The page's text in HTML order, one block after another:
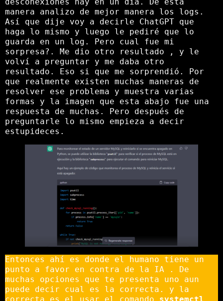
desconexiones hay en un día. De esta
manera analizo de mejor manera los logs.
Así que dije voy a decirle ChatGPT que
haga lo mismo y luego le pediré que lo
guarda en un log. Pero cual fue mi
sorpresa?. Me dio otro resultado , y le
volví a preguntar y me daba otro
resultado. Eso si que me sorprendió. Por
que realmente existen muchas maneras de
resolver ese problema y muestra varias
formas y la imagen que esta abajo fue una
respuesta de muchas. Pero después de
preguntarle lo mismo empieza a decir
estupideces.
Entonces ahí es donde el humano tiene un
punto a favor en contra de la IA . De
muchas opciones que te presenta uno aun
puede decir cual es la correcta. y la
correcta es el usar el comando systemctl